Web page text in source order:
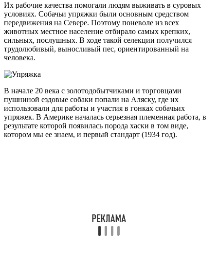
Их рабочие качества помогали людям выживать в суровых
условиях. Собачьи упряжки были основным средством
передвижения на Севере. Поэтому поневоле из всех
животных местное население отбирало самых крепких,
сильных, послушных. В ходе такой селекции получился
трудолюбивый, выносливый пес, ориентированный на
человека.
В начале 20 века с золотодобытчиками и торговцами
пушниной ездовые собаки попали на Аляску, где их
использовали для работы и участия в гонках собачьих
упряжек. В Америке началась серьезная племенная работа, в
результате которой появилась порода хаски в том виде,
котором мы ее знаем, и первый стандарт (1934 год).